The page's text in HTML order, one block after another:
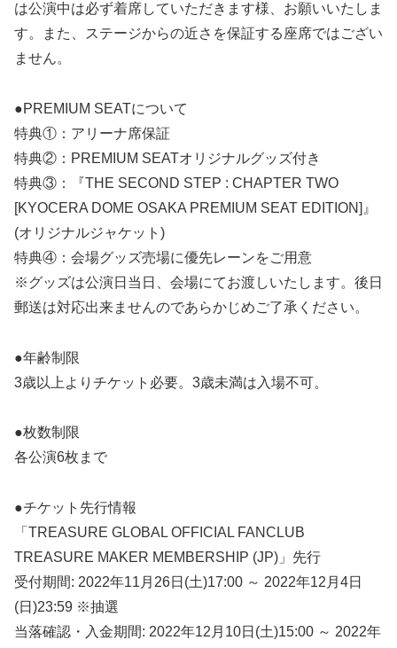
は公演中は必ず着席していただきます様、お願いいたしま
す。また、ステージからの近さを保証する座席ではござい
ません。
●PREMIUM SEATについて
特典①：アリーナ席保証
特典②：PREMIUM SEATオリジナルグッズ付き
特典③：『THE SECOND STEP : CHAPTER TWO
[KYOCERA DOME OSAKA PREMIUM SEAT EDITION]』
(オリジナルジャケット)
特典④：会場グッズ売場に優先レーンをご用意
※グッズは公演日当日、会場にてお渡しいたします。後日
郵送は対応出来ませんのであらかじめご了承ください。
●年齢制限
3歳以上よりチケット必要。3歳未満は入場不可。
●枚数制限
各公演6枚まで
●チケット先行情報
「TREASURE GLOBAL OFFICIAL FANCLUB
TREASURE MAKER MEMBERSHIP (JP)」先行
受付期間: 2022年11月26日(土)17:00 ～ 2022年12月4日
(日)23:59 ※抽選
当落確認・入金期間: 2022年12月10日(土)15:00 ～ 2022年